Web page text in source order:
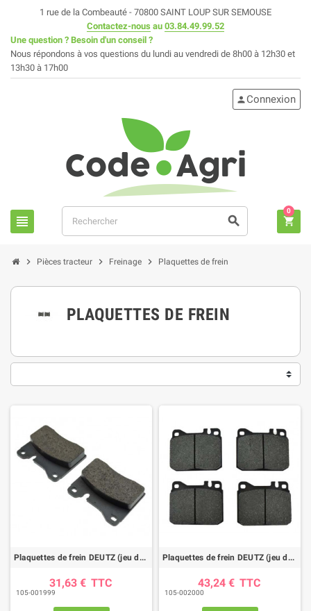
1 rue de la Combeauté - 70800 SAINT LOUP SUR SEMOUSE
Contactez-nous au 03.84.49.99.52
Une question ? Besoin d'un conseil ?
Nous répondons à vos questions du lundi au vendredi de 8h00 à 12h30 et
13h30 à 17h00
view_headline search
person Connexion
shopping_cart
0
chevron_right Pièces tracteur chevron_right Freinage chevron_right Plaquettes de frein
PLAQUETTES DE FREIN
Plaquettes de frein DEUTZ (jeu de 2)
31,63 € TTC
105-001999
Plaquettes de frein DEUTZ (jeu de 4)
43,24 € TTC
105-002000